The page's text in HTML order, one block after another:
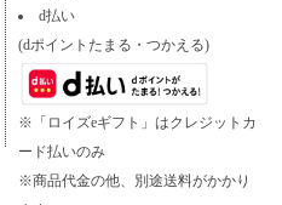
d払い
(dポイントたまる・つかえる)
※「ロイズeギフト」はクレジットカ
ード払いのみ
※商品代金の他、別途送料がかかり